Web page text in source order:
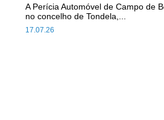
17.07.26
A Perícia Automóvel de Campo de
no concelho de Tondela,...